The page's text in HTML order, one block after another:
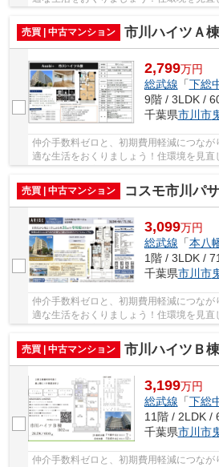
売買 | 中古マンション
市川ハイツＡ棟【
2,799万円
総武線 「下総
9階 / 3LDK /
千葉県市川市
仲介手数料ゼロと、初期費用軽減につな
適な生活をおくりましょう！住環境を見
売買 | 中古マンション
コスモ市川パサージ
3,099万円
総武線 「本八
1階 / 3LDK /
千葉県市川市
仲介手数料ゼロと、初期費用軽減につな
適な生活をおくりましょう！住環境を見
売買 | 中古マンション
市川ハイツＢ棟【
3,199万円
総武線 「下総
11階 / 2LDK /
千葉県市川市
仲介手数料ゼロと、初期費用軽減につな